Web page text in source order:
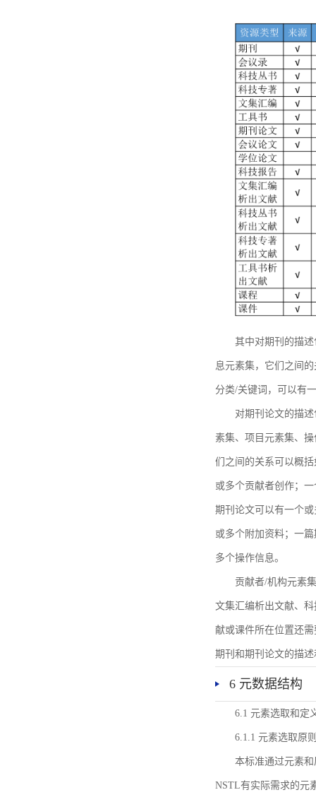
其中对期刊的描
息元素集，它们之间
分类/关键词，可以有
对期刊论文的描
素集、项目元素集、
们之间的关系可以概
或多个贡献者创作；
期刊论文可以有一个
或多个附加资料；一
多个操作信息。
贡献者/机构元素
文集汇编析出文献、
献或课件所在位置还
期刊和期刊论文的描
6 元数据结构
6.1 元素选取和定
6.1.1 元素选取原
本标准通过元素
NSTL有实际需求的元